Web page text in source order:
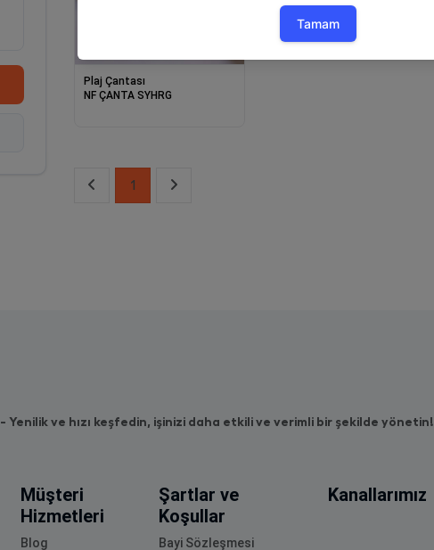
Plaj Çantası
NF ÇANTA SYHRG
1
- Yenilik ve hızı keşfedin, işinizi daha etkili ve verimli bir şekilde yönetin!
Müşteri
Hizmetleri
Blog
Şartlar ve
Koşullar
Bayi Sözleşmesi
Kanallarımız